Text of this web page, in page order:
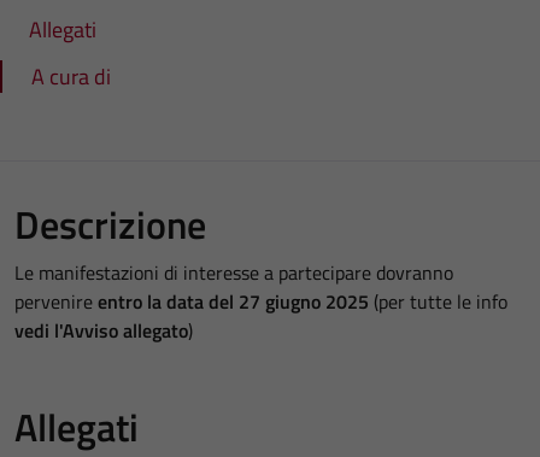
Allegati
A cura di
Descrizione
Le manifestazioni di interesse a partecipare dovranno
pervenireentro la data del 27 giugno 2025 (per tutte le info
vedi l'Avviso allegato)
Allegati